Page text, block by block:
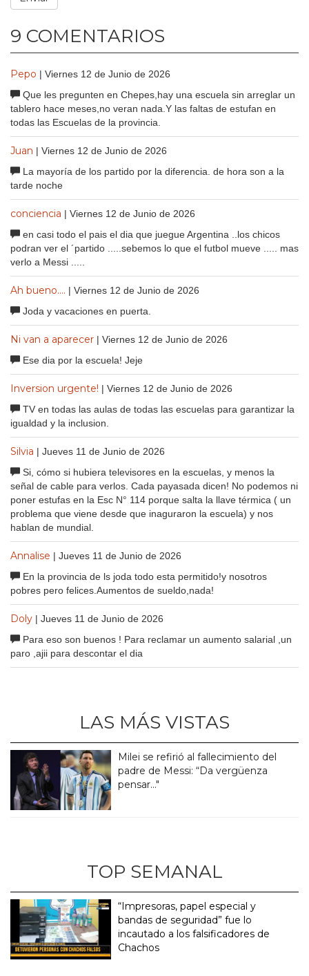
9 COMENTARIOS
Pepo | Viernes 12 de Junio de 2026
Que les pregunten en Chepes,hay una escuela sin arreglar un
tablero hace meses,no veran nada.Y las faltas de estufan en
todas las Escuelas de la provincia.
Juan | Viernes 12 de Junio de 2026
La mayoría de los partido por la diferencia. de hora son a la
tarde noche
conciencia | Viernes 12 de Junio de 2026
en casi todo el pais el dia que juegue Argentina ..los chicos
podran ver el ´partido .....sebemos lo que el futbol mueve ..... mas
verlo a Messi .....
Ah bueno.... | Viernes 12 de Junio de 2026
Joda y vacaciones en puerta.
Ni van a aparecer | Viernes 12 de Junio de 2026
Ese dia por la escuela! Jeje
Inversion urgente! | Viernes 12 de Junio de 2026
TV en todas las aulas de todas las escuelas para garantizar la
igualdad y la inclusion.
Silvia | Jueves 11 de Junio de 2026
Si, cómo si hubiera televisores en la escuelas, y menos la
señal de cable para verlos. Cada payasada dicen! No podemos ni
poner estufas en la Esc N° 114 porque salta la llave térmica ( un
problema que viene desde que inaguraron la escuela) y nos
hablan de mundial.
Annalise | Jueves 11 de Junio de 2026
En la provincia de ls joda todo esta permitido!y nosotros
pobres pero felices.Aumentos de sueldo,nada!
Doly | Jueves 11 de Junio de 2026
Para eso son buenos ! Para reclamar un aumento salarial ,un
paro ,ajii para descontar el dia
LAS MÁS VISTAS
Milei se refirió al fallecimiento del
padre de Messi: “Da vergüenza
pensar..."
TOP SEMANAL
“Impresoras, papel especial y
bandas de seguridad” fue lo
incautado a los falsificadores de
Chachos